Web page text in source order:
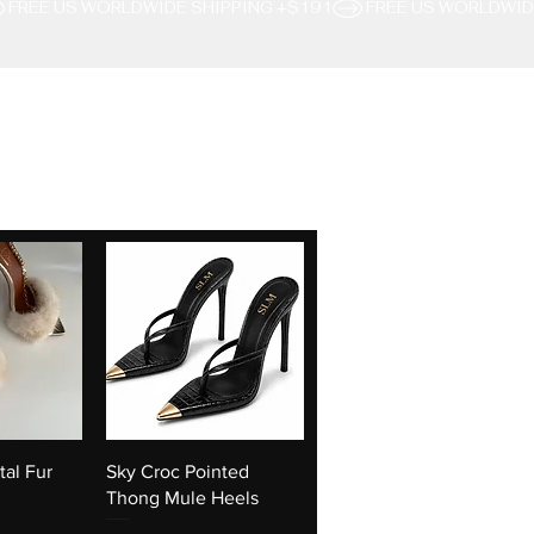
Fur
Vista rapida
Sky Croc Pointed
Thong Mule Heels